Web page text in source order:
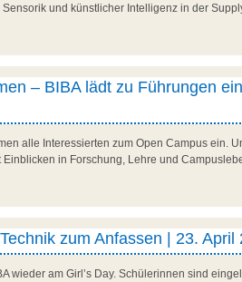
und künstlicher Intelligenz in der
– BIBA lädt zu Führungen
alle Interessierten zum Open Campus ein.
in Forschung, Lehre und
zum Anfassen | 23. April
wieder am Girl’s Day. Schülerinnen sind